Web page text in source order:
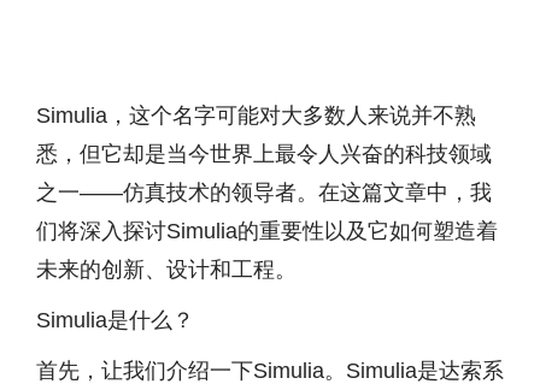
Simulia，这个名字可能对大多数人来说并不熟
悉，但它却是当今世界上最令人兴奋的科技领域
之一——仿真技术的领导者。在这篇文章中，我
们将深入探讨Simulia的重要性以及它如何塑造着
未来的创新、设计和工程。
Simulia是什么？
首先，让我们介绍一下Simulia。Simulia是达索系